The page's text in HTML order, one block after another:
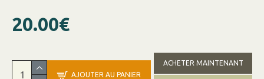
20.00€
AJOUTER AU PANIER
ACHETER MAINTENANT